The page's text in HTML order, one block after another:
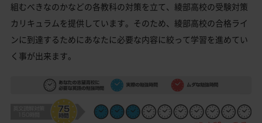
組むべきなのかなどの各教科の対策を立て、綾部高校の受験対策
カリキュラムを提供しています。そのため、綾部高校の合格ライ
ンに到達するためにあなたに必要な内容に絞って学習を進めてい
く事が出来ます。